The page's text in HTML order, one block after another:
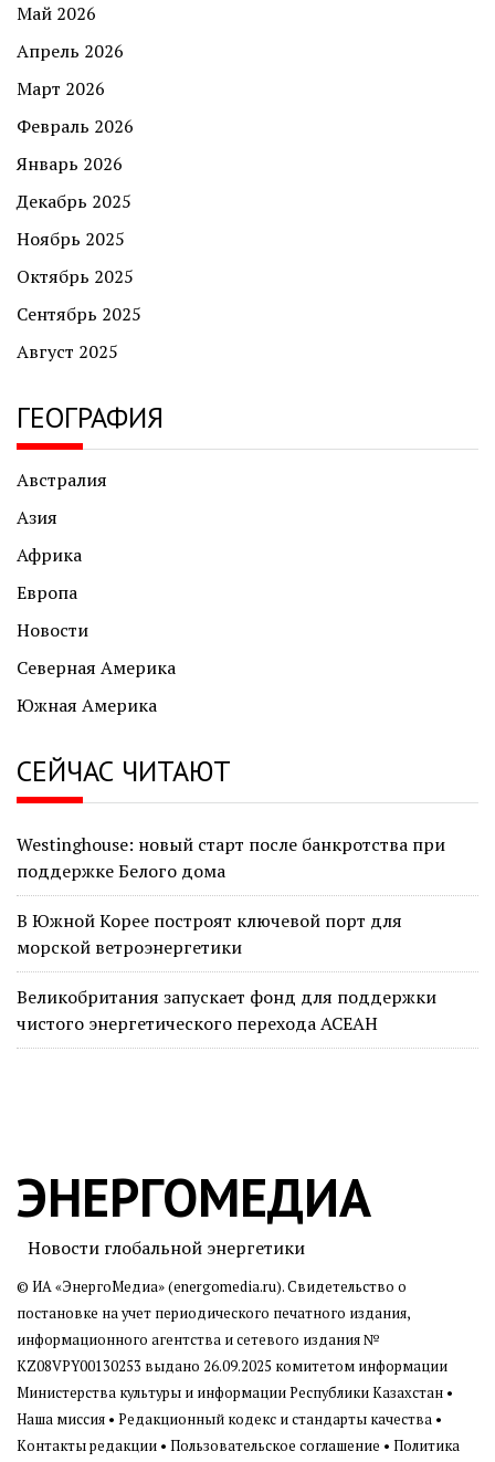
Май 2026
Апрель 2026
Март 2026
Февраль 2026
Январь 2026
Декабрь 2025
Ноябрь 2025
Октябрь 2025
Сентябрь 2025
Август 2025
ГЕОГРАФИЯ
Австралия
Азия
Африка
Европа
Новости
Северная Америка
Южная Америка
СЕЙЧАС ЧИТАЮТ
Westinghouse: новый старт после банкротства при
поддержке Белого дома
В Южной Корее построят ключевой порт для
морской ветроэнергетики
Великобритания запускает фонд для поддержки
чистого энергетического перехода АСЕАН
ЭНЕРГОМЕДИА
Новости глобальной энергетики
© ИА «ЭнергоМедиа» (energomedia.ru). Свидетельство о
постановке на учет периодического печатного издания,
информационного агентства и сетевого издания №
KZ08VPY00130253 выдано 26.09.2025 комитетом информации
Министерства культуры и информации Республики Казахстан •
Наша миссия • Редакционный кодекс и стандарты качества •
Контакты редакции • Пользовательское соглашение • Политика